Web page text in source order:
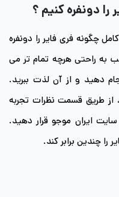
را دونفره کنیم ؟
چگونه فری فایر را دونفره
به راحتی هرچه تمام تر می
دهید و از آن لذت ببرید.
از طریق قسمت نظرات تجربه
ایران موجو قرار دهید.
را چندین برابر کند.